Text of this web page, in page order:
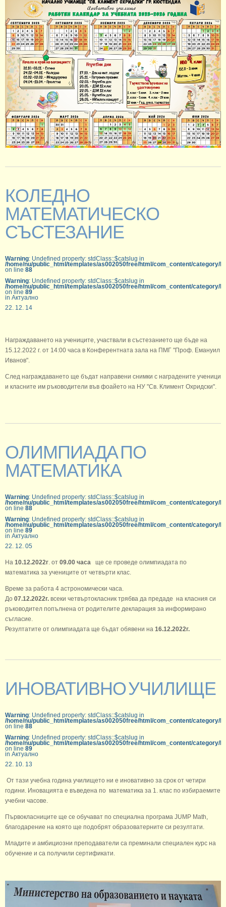
КОЛЕДНО
МАТЕМАТИЧЕСКО
СЪСТЕЗАНИЕ
Warning: Undefined property: stdClass::$catslug in
/home/nu/public_html/templates/as002050free/html/com_content/category/
on line 88
Warning: Undefined property: stdClass::$catslug in
/home/nu/public_html/templates/as002050free/html/com_content/category/
on line 89
in Актуално
22. 12. 14
Награждаването на учениците, участвали в състезанието ще бъде на
15.12.2022 г. от 14:00 часа в Конферентната зала на ПМГ "Проф. Емануил
Иванов".
След награждаването ще бъдат направени снимки с наградените ученици
и класните им ръководители във фоайето на НУ "Св. Климент Охридски".
ОЛИМПИАДА ПО
МАТЕМАТИКА
Warning: Undefined property: stdClass::$catslug in
/home/nu/public_html/templates/as002050free/html/com_content/category/
on line 88
Warning: Undefined property: stdClass::$catslug in
/home/nu/public_html/templates/as002050free/html/com_content/category/
on line 89
in Актуално
22. 12. 05
На 10.12.2022г. от 09.00 часа ще се проведе олимпиадата по
математика за учениците от четвърти клас.
Време за работа 4 астрономически часа.
До 07.12.2022г. всеки четвъртокласник трябва да предаде на класния си
ръководител попълнена от родителите декларация за информирано
съгласие.
Резултатите от олимпиадата ще бъдат обявени на 16.12.2022г.
ИНОВАТИВНО УЧИЛИЩЕ
Warning: Undefined property: stdClass::$catslug in
/home/nu/public_html/templates/as002050free/html/com_content/category/
on line 88
Warning: Undefined property: stdClass::$catslug in
/home/nu/public_html/templates/as002050free/html/com_content/category/
on line 89
in Актуално
22. 10. 13
От тази учебна година училището ни е иновативно за срок от четири
години. Иновацията е въведена по математика за 1. клас по избираемите
учебни часове.
Първокласниците ще се обучават по специална програма JUMP Math,
благодарение на която ще подобрят образоватерните си резултати.
Младите и амбициозни преподаватели са преминали специален курс на
обучение и са получили сертификати.